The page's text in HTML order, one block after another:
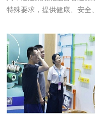
特殊要求，提供健康、安全